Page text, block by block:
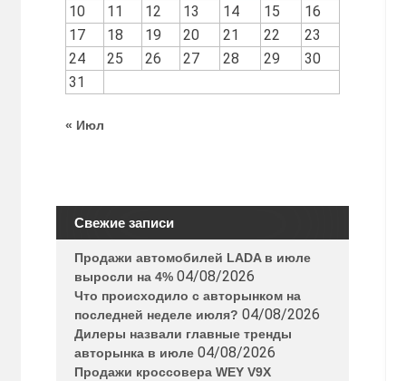
10
11 12 13 14 15
16
17
18 19 20 21 22
23
24
25 26 27 28 29
30
31
« Июл
Свежие записи
Продажи автомобилей LADA в июле
выросли на 4% 04/08/2026
Что происходило с авторынком на
последней неделе июля? 04/08/2026
Дилеры назвали главные тренды
авторынка в июле 04/08/2026
Продажи кроссовера WEY V9X